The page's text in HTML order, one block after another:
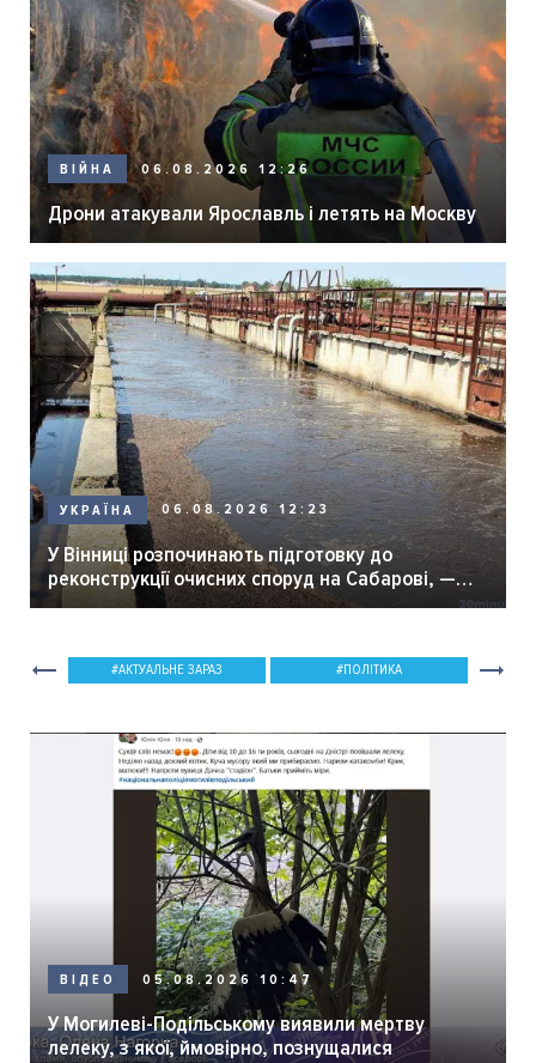
ВІЙНА 06.08.2026 12:26
Дрони атакували Ярославль і летять на Москву
УКРАЇНА 06.08.2026 12:23
У Вінниці розпочинають підготовку до
реконструкції очисних споруд на Сабарові, —
мер Вінниці.
АКТУАЛЬНЕ ЗАРАЗ ПОЛІТИКА
ВІДЕО 05.08.2026 10:47
У Могилеві-Подільському виявили мертву
лелеку, з якої, ймовірно, познущалися